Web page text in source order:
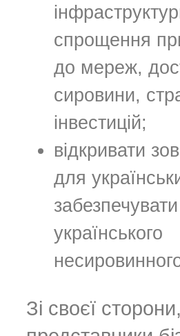
спрощення
до мереж,
сировини,
інвестицій;
відкривати
для
українського
Зі своєї сторони,